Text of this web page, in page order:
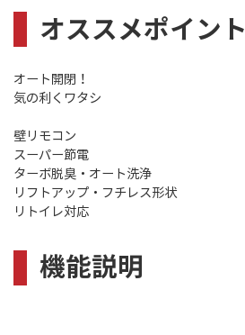
オススメポイント
オート開閉！
気の利くワタシ
壁リモコン
スーパー節電
ターボ脱臭・オート洗浄
リフトアップ・フチレス形状
リトイレ対応
機能説明